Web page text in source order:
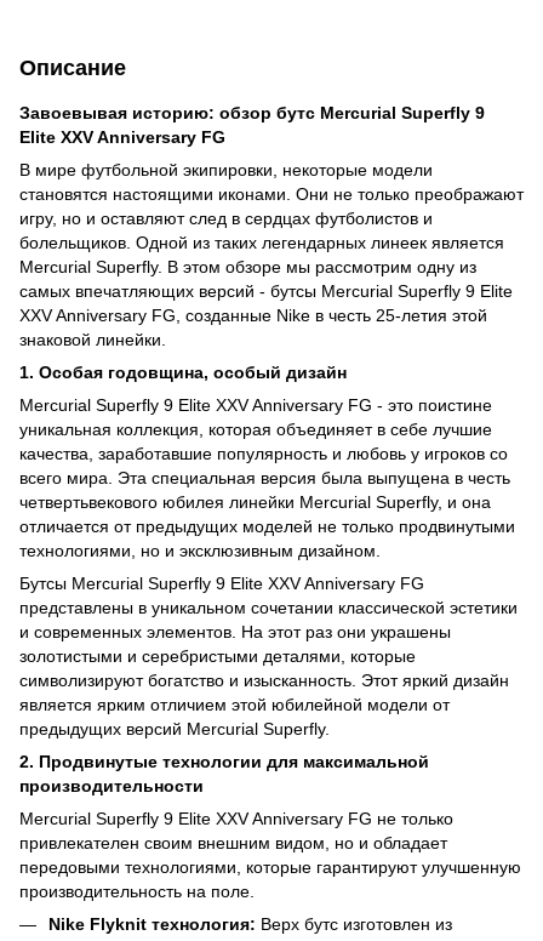
Описание
Завоевывая историю: обзор бутс Mercurial Superfly 9
Elite XXV Anniversary FG
В мире футбольной экипировки, некоторые модели
становятся настоящими иконами. Они не только преображают
игру, но и оставляют след в сердцах футболистов и
болельщиков. Одной из таких легендарных линеек является
Mercurial Superfly. В этом обзоре мы рассмотрим одну из
самых впечатляющих версий - бутсы Mercurial Superfly 9 Elite
XXV Anniversary FG, созданные Nike в честь 25-летия этой
знаковой линейки.
1. Особая годовщина, особый дизайн
Mercurial Superfly 9 Elite XXV Anniversary FG - это поистине
уникальная коллекция, которая объединяет в себе лучшие
качества, заработавшие популярность и любовь у игроков со
всего мира. Эта специальная версия была выпущена в честь
четвертьвекового юбилея линейки Mercurial Superfly, и она
отличается от предыдущих моделей не только продвинутыми
технологиями, но и эксклюзивным дизайном.
Бутсы Mercurial Superfly 9 Elite XXV Anniversary FG
представлены в уникальном сочетании классической эстетики
и современных элементов. На этот раз они украшены
золотистыми и серебристыми деталями, которые
символизируют богатство и изысканность. Этот яркий дизайн
является ярким отличием этой юбилейной модели от
предыдущих версий Mercurial Superfly.
2. Продвинутые технологии для максимальной
производительности
Mercurial Superfly 9 Elite XXV Anniversary FG не только
привлекателен своим внешним видом, но и обладает
передовыми технологиями, которые гарантируют улучшенную
производительность на поле.
Nike Flyknit технология: Верх бутс изготовлен из